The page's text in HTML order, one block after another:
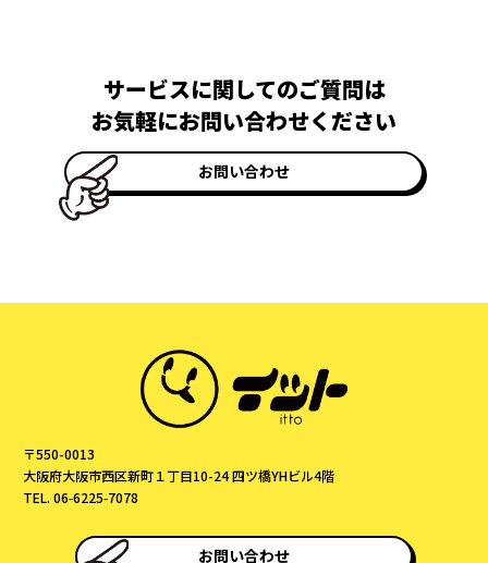
サービスに関してのご質問は
お気軽にお問い合わせください
お問い合わせ
〒550-0013
大阪府大阪市西区新町１丁目10-24 四ツ橋YHビル4階
TEL. 06‑6225‑7078
お問い合わせ